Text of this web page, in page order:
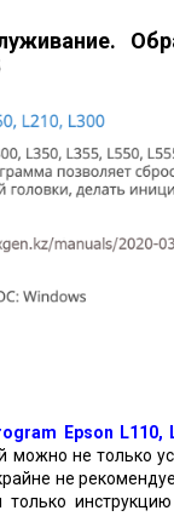
Epson L110,
не только
не